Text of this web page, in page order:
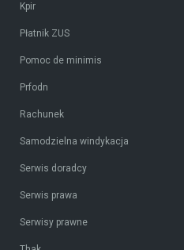
Kpir
Płatnik ZUS
Pomoc de minimis
Prfodn
Rachunek
Samodzielna windykacja
Serwis doradcy
Serwis prawa
Serwisy prawne